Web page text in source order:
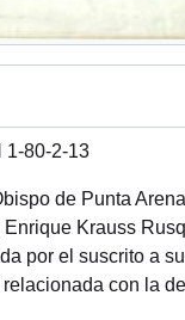
1-80-2-13
de Punta
Enrique Krauss
por el suscrito a
con la